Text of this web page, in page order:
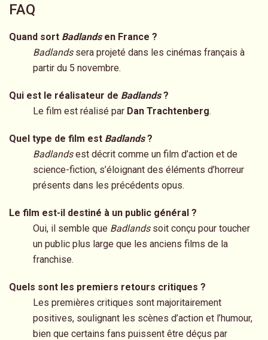
FAQ
Quand sort Badlandsen France ?
Badlandssera projeté dans les cinémas français à
partir du 5 novembre.
Qui est le réalisateur de Badlands?
Le film est réalisé par Dan Trachtenberg.
Quel type de film est Badlands?
Badlandsest décrit comme un film d’action et de
science-fiction, s’éloignant des éléments d’horreur
présents dans les précédents opus.
Le film est-il destiné à un public général ?
Oui, il semble que Badlandssoit conçu pour toucher
un public plus large que les anciens films de la
franchise.
Quels sont les premiers retours critiques ?
Les premières critiques sont majoritairement
positives, soulignant les scènes d’action et l’humour,
bien que certains fans puissent être déçus par